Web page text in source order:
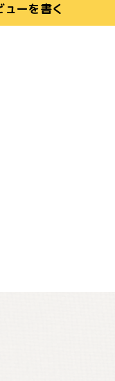
ューを書く